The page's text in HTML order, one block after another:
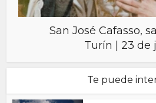
San José Cafasso,
Turín | 23 de
Te puede